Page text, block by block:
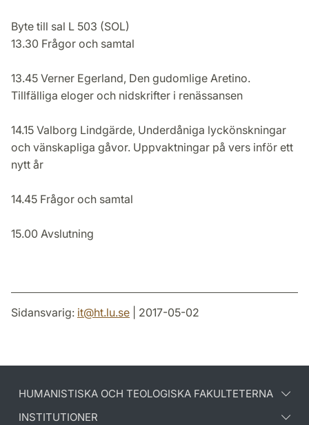
Byte till sal L 503 (SOL)
13.30 Frågor och samtal
13.45 Verner Egerland, Den gudomlige Aretino.
Tillfälliga eloger och nidskrifter i renässansen
14.15 Valborg Lindgärde, Underdåniga lyckönskningar
och vänskapliga gåvor. Uppvaktningar på vers inför ett
nytt år
14.45 Frågor och samtal
15.00 Avslutning
Sidansvarig: it@ht.lu.se | 2017-05-02
HUMANISTISKA OCH TEOLOGISKA FAKULTETERNA
INSTITUTIONER